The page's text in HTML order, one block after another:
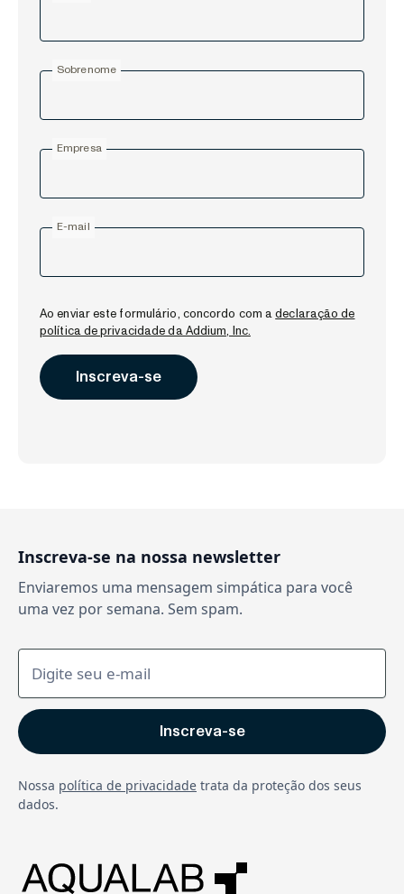
Sobrenome
Empresa
E-mail
Ao enviar este formulário, concordo com adeclaração de
política de privacidade da Addium, Inc.
Inscreva-se na nossa newsletter
Enviaremos uma mensagem simpática para você
uma vez por semana. Sem spam.
Nossa política de privacidade trata da proteção dos seus
dados.